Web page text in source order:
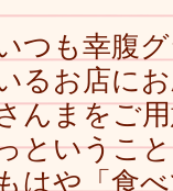
つも幸腹
るお店に
んまをご
というこ
はや「食